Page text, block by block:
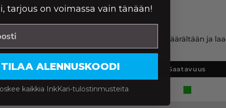
vastaavat alkuperäisiä tuotteita tulostusmäärältään ja
Sivumäärä Saatavuus
850
tarjous on voimassa vain tänään!
TILAA ALENNUSKOODI
kaikkia InkKari-tulostinmusteita